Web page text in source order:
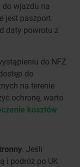
wjazdu na
jest paszport
daty powrotu z
do NFZ
do
na terenie
ochronę, warto
kosztów
. Jeśli
i podróż po UK